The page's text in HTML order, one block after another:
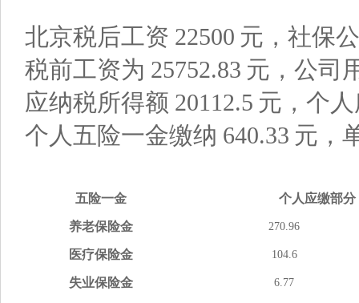
北京税后工资 22500 元，社保
税前工资为 25752.83 元，公司
应纳税所得额 20112.5 元，个
个人五险一金缴纳 640.33 元，
五险一金 个人应缴部分
养老保险金 270.96
医疗保险金 104.6
失业保险金 6.77